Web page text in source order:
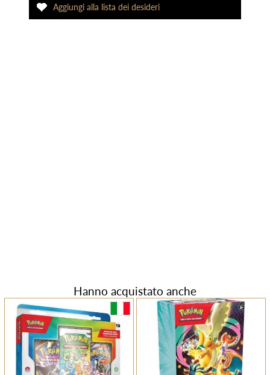
Hanno acquistato anche